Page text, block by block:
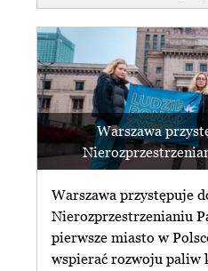
Warszawa
Warszawa przystępuje
Nierozprzestrzenianiu
pierwsze miasto w
wspierać rozwoju paliw